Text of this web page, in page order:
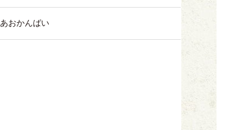
あおかんばい